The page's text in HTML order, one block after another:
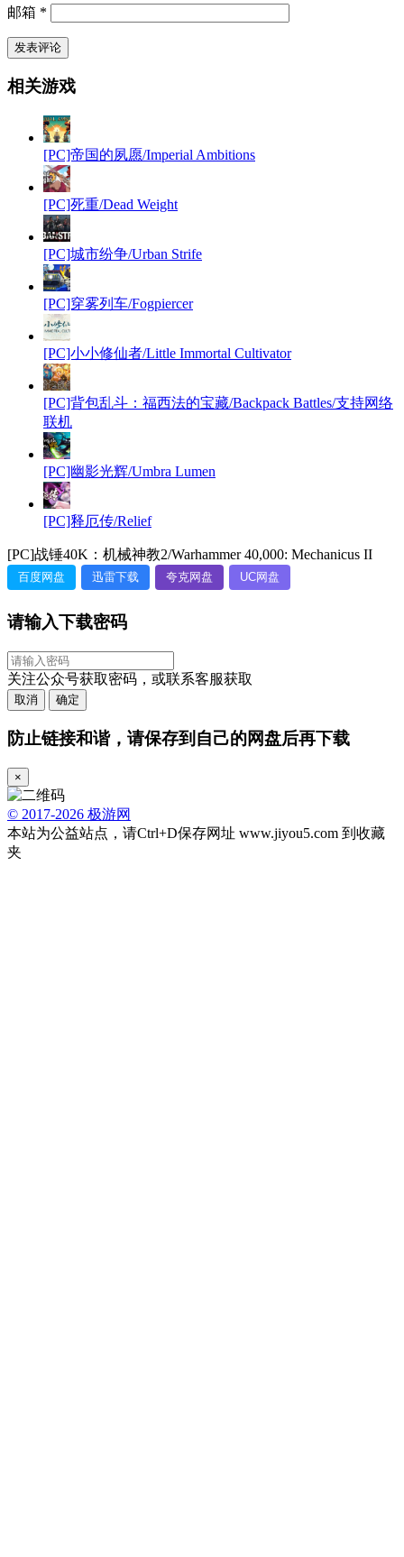
邮箱 *
相关游戏
[PC]帝国的夙愿/Imperial Ambitions
[PC]死重/Dead Weight
[PC]城市纷争/Urban Strife
[PC]穿雾列车/Fogpiercer
[PC]小小修仙者/Little Immortal Cultivator
[PC]背包乱斗：福西法的宝藏/Backpack Battles/支持网络
联机
[PC]幽影光辉/Umbra Lumen
[PC]释厄传/Relief
[PC]战锤40K：机械神教2/Warhammer 40,000: Mechanicus II
百度网盘 迅雷下载 夸克网盘 UC网盘
请输入下载密码
关注公众号获取密码，或联系客服获取
取消 确定
防止链接和谐，请保存到自己的网盘后再下载
×
© 2017-2026 极游网
本站为公益站点，请Ctrl+D保存网址 www.jiyou5.com 到收藏
夹